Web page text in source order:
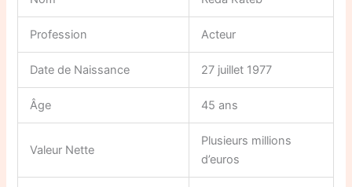
Profession Acteur
Date de Naissance 27 juillet 1977
Âge 45 ans
Valeur Nette
Plusieurs millions
d’euros